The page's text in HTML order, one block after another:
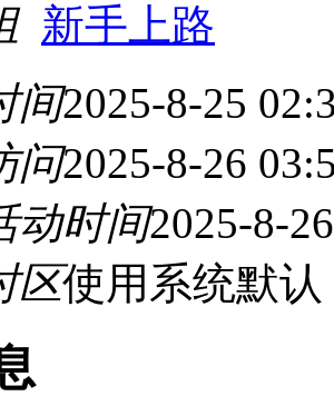
新手上路
间2025-8-25
问2025-8-26
动时间2025-8-
区使用系统默认